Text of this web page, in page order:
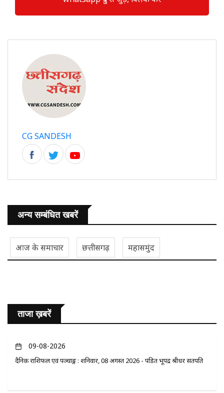
CG SANDESH
अन्य सम्बंधित खबरें
आज के समाचार छत्तीसगढ़ महासमुंद
ताजा ख़बरें
09-08-2026
दैनिक राशिफल एवं पञ्चाङ्ग : शनिवार, 08 अगस्त 2026 - पंडित भूपेंद्र श्रीधर सतपति